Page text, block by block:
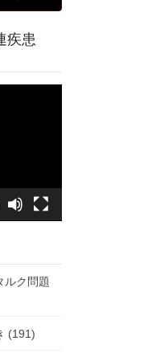
疾患
ルク問題
(191)